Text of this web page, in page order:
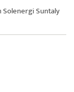
Solenergi Suntaly